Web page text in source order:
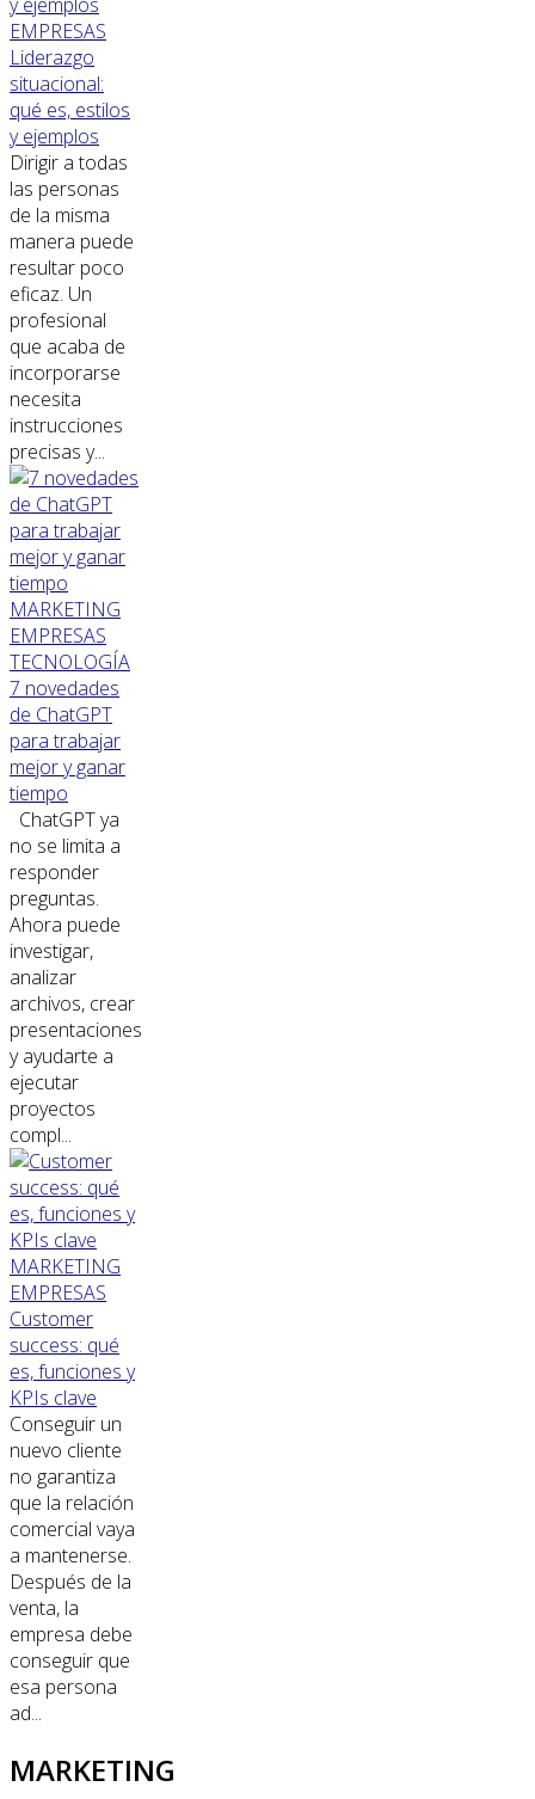
EMPRESAS
Liderazgo
situacional:
qué es, estilos
y ejemplos
Dirigir a todas
las personas
de la misma
manera puede
resultar poco
eficaz. Un
profesional
que acaba de
incorporarse
necesita
instrucciones
precisas y...
MARKETING
EMPRESAS
TECNOLOGÍA
7 novedades
de ChatGPT
para trabajar
mejor y ganar
tiempo
ChatGPT ya
no se limita a
responder
preguntas.
Ahora puede
investigar,
analizar
archivos, crear
presentaciones
y ayudarte a
ejecutar
proyectos
compl...
MARKETING
EMPRESAS
Customer
success: qué
es, funciones y
KPIs clave
Conseguir un
nuevo cliente
no garantiza
que la relación
comercial vaya
a mantenerse.
Después de la
venta, la
empresa debe
conseguir que
esa persona
ad...
MARKETING